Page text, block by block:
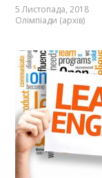
5 Листопада, 2018
Олімпіади (архів)